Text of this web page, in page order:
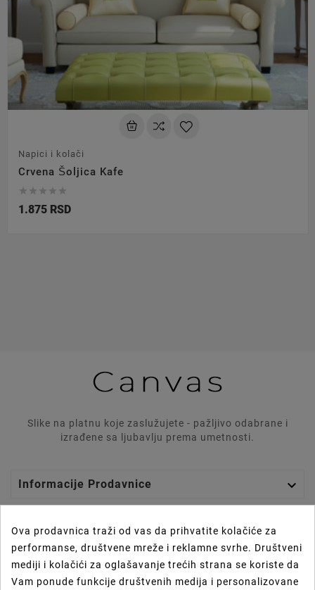
Napici i kolači
Crvena Šoljica Kafe
    
1.875 RSD
Slike na platnu koje zaslužujete - pažljivo odabrane i
izrađene sa ljubavlju prema umetnosti.
Informacije Prodavnice 
Vaš Nalog 
Ova prodavnica traži od vas da prihvatite kolačiće za
performanse, društvene mreže i reklamne svrhe. Društveni
mediji i kolačići za oglašavanje trećih strana se koriste da
Vam ponude funkcije društvenih medija i personalizovane